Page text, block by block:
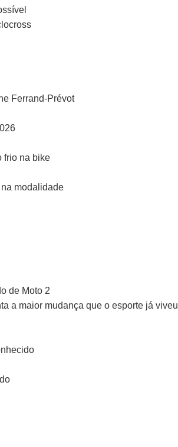
Ferrand-Prévot
frio na bike
modalidade
de Moto 2
a maior mudança que o esporte já viveu